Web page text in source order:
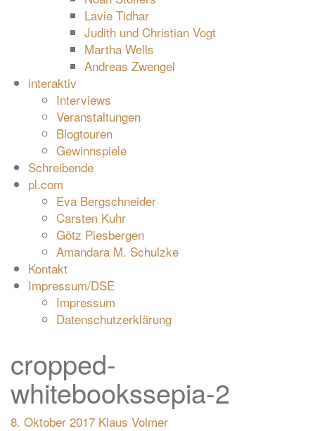
Lavie Tidhar
Judith und Christian Vogt
Martha Wells
Andreas Zwengel
interaktiv
Interviews
Veranstaltungen
Blogtouren
Gewinnspiele
Schreibende
pl.com
Eva Bergschneider
Carsten Kuhr
Götz Piesbergen
Amandara M. Schulzke
Kontakt
Impressum/DSE
Impressum
Datenschutzerklärung
cropped-
whitebookssepia-2
8. Oktober 2017 Klaus Volmer